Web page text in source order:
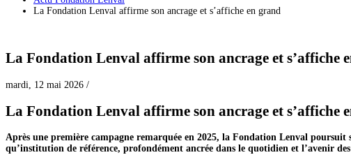
La Fondation Lenval affirme son ancrage et s’affiche en grand
La Fondation Lenval affirme son ancrage et s’affiche
mardi, 12 mai 2026 /
La Fondation Lenval affirme son ancrage et s’affiche
Après une première campagne remarquée en 2025, la Fondation Lenval
qu’institution de référence, profondément ancrée dans le quotidien et l’avenir